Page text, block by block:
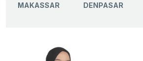
MAKASSAR DENPASAR